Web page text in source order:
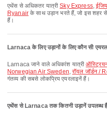
एथेंस से अधिकतर यात्रीSky Express,
Ryanairके साथ उड़ान भरते हैं, जो इस शहर से
हैं।
Larnaca के लिए उड़ानों के लिए कौन सी
Larnaca जाने वाले अधिकांश यात्री
Norwegian Air Sweden,रॉयल जॉर्डन /
गंतव्य की सबसे लोकप्रिय एयरलाइनें हैं।
एथेंस से Larnaca तक कितनी उड़ानें उपलब्ध